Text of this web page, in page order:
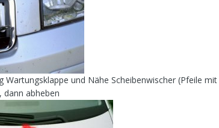
Wartungsklappe und Nähe Scheibenwischer (Pfeile
dann abheben